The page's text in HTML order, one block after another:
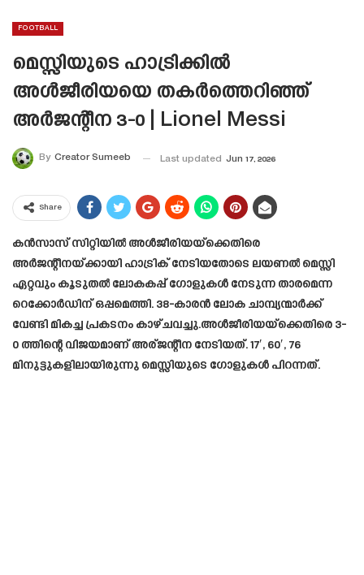
FOOTBALL
മെസ്സിയുടെ ഹാട്രിക്കിൽ
അൾജീരിയയെ തകർത്തെറിഞ്ഞ്
അർജന്റീന 3-0 | Lionel Messi
By Creator Sumeeb Last updated Jun 17, 2026
Share
കൻസാസ് സിറ്റിയിൽ അൾജീരിയയ്‌ക്കെതിരെ
അർജന്റീനയ്ക്കായി ഹാട്രിക് നേടിയതോടെ ലയണൽ മെസ്സി
ഏറ്റവും കൂടുതൽ ലോകകപ്പ് ഗോളുകൾ നേടുന്ന താരമെന്ന
റെക്കോർഡിന് ഒപ്പമെത്തി. 38-കാരൻ ലോക ചാമ്പ്യന്മാർക്ക്
വേണ്ടി മികച്ച പ്രകടനം കാഴ്ചവച്ചു.അൾജീരിയയ്‌ക്കെതിരെ 3-
0 ത്തിന്റെ വിജയമാണ് അര്ജന്റീന നേടിയത്. 17′, 60′, 76
മിനുട്ടുകളിലായിരുന്നു മെസ്സിയുടെ ഗോളുകൾ പിറന്നത്.